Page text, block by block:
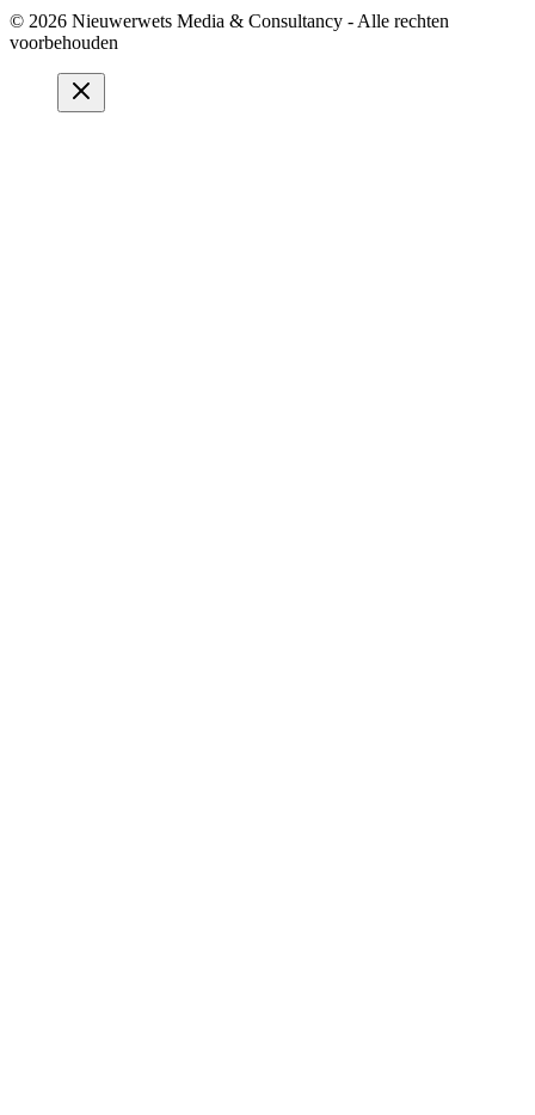
© 2026 Nieuwerwets Media & Consultancy - Alle rechten
voorbehouden